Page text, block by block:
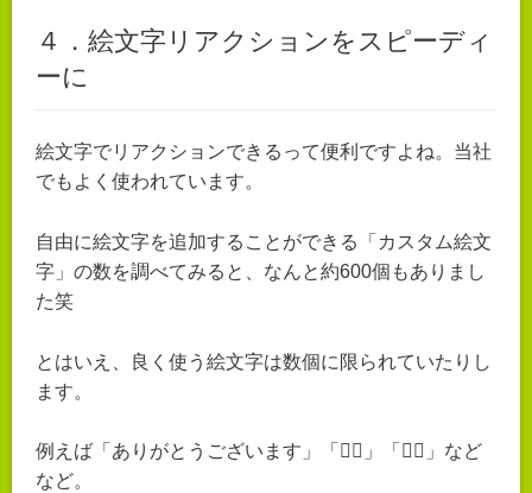
４．絵文字リアクションをスピーディ
ーに
絵文字でリアクションできるって便利ですよね。当社
でもよく使われています。
自由に絵文字を追加することができる「カスタム絵文
字」の数を調べてみると、なんと約600個もありまし
た笑
とはいえ、良く使う絵文字は数個に限られていたりし
ます。
例えば「ありがとうございます」「🙋‍♀️」「🙇‍♀️」など
など。